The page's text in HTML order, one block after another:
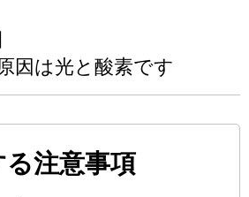
因は光と酸素です
注意事項